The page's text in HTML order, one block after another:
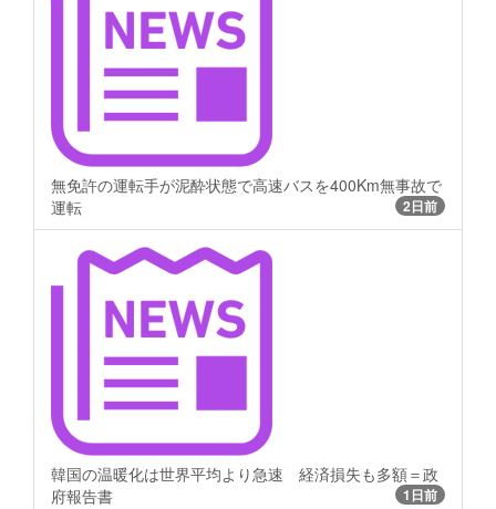
無免許の運転手が泥酔状態で高速バスを400Km無事故で
運転
2日前
韓国の温暖化は世界平均より急速 経済損失も多額＝政
府報告書
1日前